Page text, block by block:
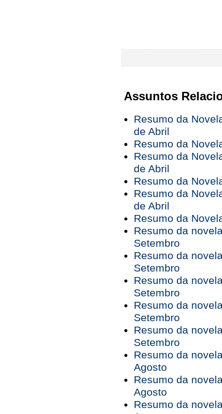
Assuntos
Resumo da
de Abril
Resumo da
Resumo da
de Abril
Resumo da
Resumo da
de Abril
Resumo da
Resumo da
Setembro
Resumo da
Setembro
Resumo da
Setembro
Resumo da
Setembro
Resumo da
Setembro
Resumo da
Agosto
Resumo da
Agosto
Resumo da